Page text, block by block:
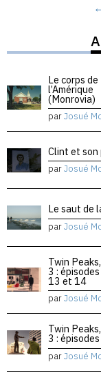
Le corps de
l’Amérique
(Monrovia)
parJosué
Clint et
parJosué
Le saut de
parJosué
Twin
3 :
13 et 14
parJosué
Twin
3 :
parJosué